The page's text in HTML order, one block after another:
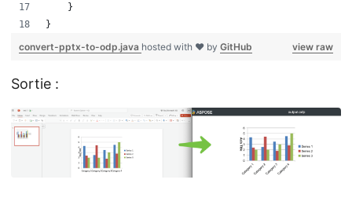
    }
}
view raw
convert-pptx-to-odp.java hosted with ❤ by GitHub
Sortie :